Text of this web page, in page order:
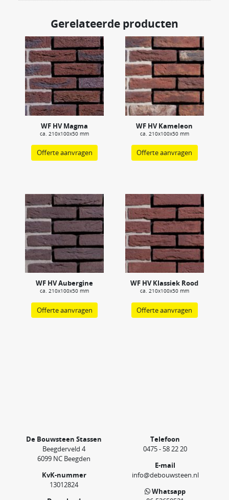
Gerelateerde producten
WF HV Magma
ca. 210x100x50 mm
Offerte aanvragen
WF HV Kameleon
ca. 210x100x50 mm
Offerte aanvragen
WF HV Aubergine
ca. 210x100x50 mm
Offerte aanvragen
WF HV Klassiek Rood
ca. 210x100x50 mm
Offerte aanvragen
De Bouwsteen Stassen
Beegderveld 4
6099 NC Beegden
KvK-nummer
13012824
Telefoon
0475 - 58 22 20
E-mail
info@debouwsteen.nl
Whatsapp